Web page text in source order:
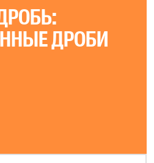
ДРОБИ